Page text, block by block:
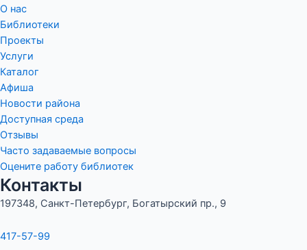
О нас
Библиотеки
Проекты
Услуги
Каталог
Афиша
Новости района
Доступная среда
Отзывы
Часто задаваемые вопросы
Оцените работу библиотек
Контакты
197348, Санкт-Петербург, Богатырский пр., 9
417-57-99